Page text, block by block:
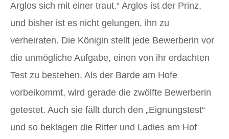
Arglos sich mit einer traut.“ Arglos ist der Prinz,
und bisher ist es nicht gelungen, ihn zu
verheiraten. Die Königin stellt jede Bewerberin vor
die unmögliche Aufgabe, einen von ihr erdachten
Test zu bestehen. Als der Barde am Hofe
vorbeikommt, wird gerade die zwölfte Bewerberin
getestet. Auch sie fällt durch den „Eignungstest“
und so beklagen die Ritter und Ladies am Hof